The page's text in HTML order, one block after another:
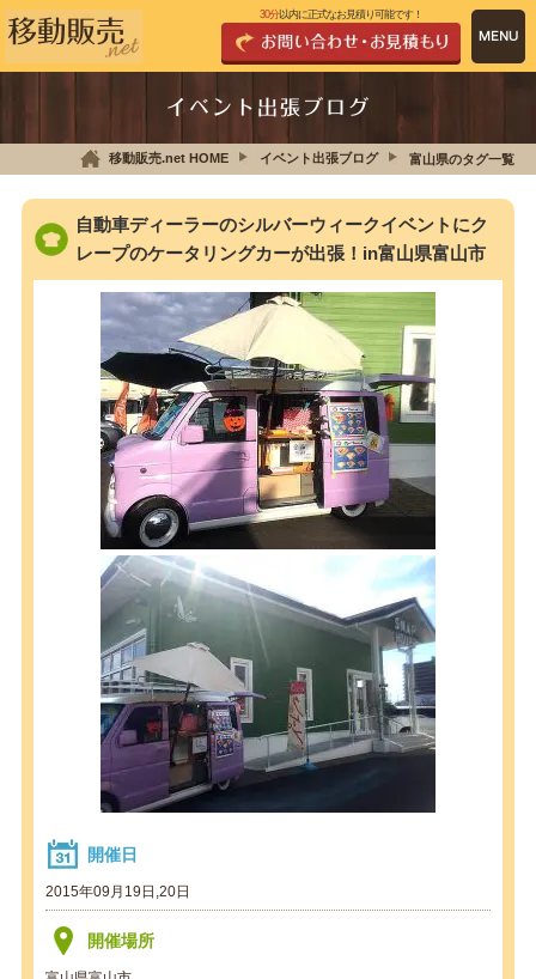
30分以内に正式なお見積り可能です！
イベント出張ブログ
移動販売.net HOME イベント出張ブログ 富山県のタグ一覧
自動車ディーラーのシルバーウィークイベントにク
レープのケータリングカーが出張！in富山県富山市
開催日
2015年09月19日,20日
開催場所